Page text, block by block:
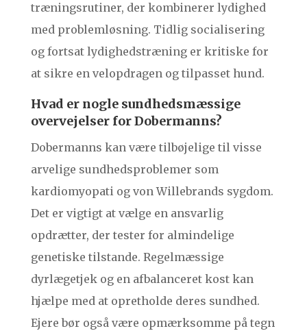
træningsrutiner, der kombinerer lydighed
med problemløsning. Tidlig socialisering
og fortsat lydighedstræning er kritiske for
at sikre en velopdragen og tilpasset hund.
Hvad er nogle sundhedsmæssige
overvejelser for Dobermanns?
Dobermanns kan være tilbøjelige til visse
arvelige sundhedsproblemer som
kardiomyopati og von Willebrands sygdom.
Det er vigtigt at vælge en ansvarlig
opdrætter, der tester for almindelige
genetiske tilstande. Regelmæssige
dyrlægetjek og en afbalanceret kost kan
hjælpe med at opretholde deres sundhed.
Ejere bør også være opmærksomme på tegn